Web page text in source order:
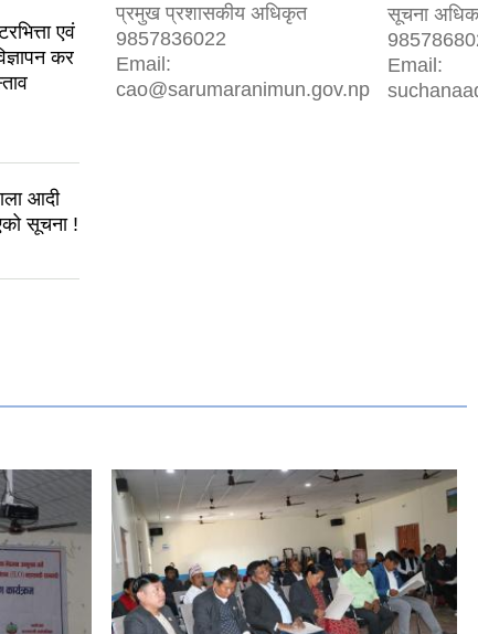
एवं
कर
आदी
सूचना !
प्रमुख प्रशासकीय अधिकृत
9857836022
Email:
cao@sarumaranimun.gov.np
सूचना
Email: